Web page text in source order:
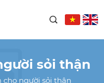
sỏi thận
cho người sỏi thận